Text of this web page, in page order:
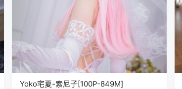
Yoko宅夏-索尼子[100P-849M]